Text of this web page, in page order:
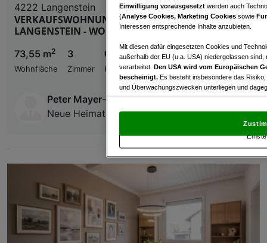
4222 Langenstein
VERKAUFSWOHNUNG MIT 3 ZIMMER IN
LANGENSTEIN - WOHNTRAUM EIGENHEIM
73,55 m2
Wohnfläche
3
Zimmer
€ 117.100,00
Kaufpreis
Peter Mayer-Leitner
Neue Heimat OÖ
Einwilligung vorausgesetzt werden auch
(Analyse Cookies, Marketing Cookies sowie
Interessen entsprechende Inhalte anzubieten.
Mit diesen dafür eingesetzten Cookies und
außerhalb der EU (u.a. USA) niedergelassen
verarbeitet. Den USA wird vom Europäischen
bescheinigt. Es besteht insbesondere das
und Überwachungszwecken unterliegen und
und Widerspruch gegen die Verarbeitung auf der
„Cookie Einstellungen“, die sich auf jeder Seite
Wir und unsere Partner
Verwendung genauer Standortdaten.
Zugriff auf Informationen auf einem Endgerät.
und der Performance von Inhalten,
Liste der Partner (Lieferanten)